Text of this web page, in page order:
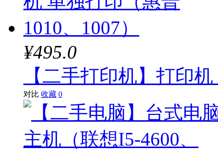
¥495.0
【二手打印机】打印
对比 收藏 0